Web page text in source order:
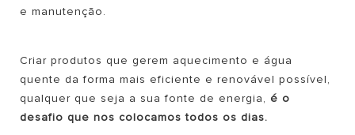
e manutenção.
Criar produtos que gerem aquecimento e água
quente da forma mais eficiente e renovável possível,
qualquer que seja a sua fonte de energia, é o
desafio que nos colocamos todos os dias.